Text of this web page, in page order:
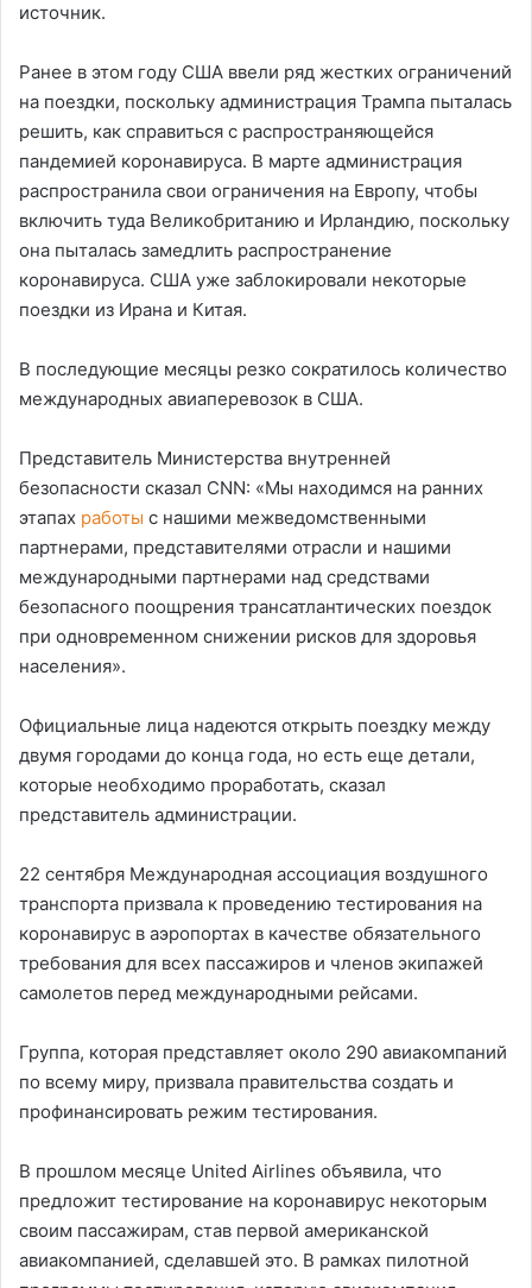
источник.
Ранее в этом году США ввели ряд жестких ограничений
на поездки, поскольку администрация Трампа пыталась
решить, как справиться с распространяющейся
пандемией коронавируса. В марте администрация
распространила свои ограничения на Европу, чтобы
включить туда Великобританию и Ирландию, поскольку
она пыталась замедлить распространение
коронавируса. США уже заблокировали некоторые
поездки из Ирана и Китая.
В последующие месяцы резко сократилось количество
международных авиаперевозок в США.
Представитель Министерства внутренней
безопасности сказал CNN: «Мы находимся на ранних
этапах работы с нашими межведомственными
партнерами, представителями отрасли и нашими
международными партнерами над средствами
безопасного поощрения трансатлантических поездок
при одновременном снижении рисков для здоровья
населения».
Официальные лица надеются открыть поездку между
двумя городами до конца года, но есть еще детали,
которые необходимо проработать, сказал
представитель администрации.
22 сентября Международная ассоциация воздушного
транспорта призвала к проведению тестирования на
коронавирус в аэропортах в качестве обязательного
требования для всех пассажиров и членов экипажей
самолетов перед международными рейсами.
Группа, которая представляет около 290 авиакомпаний
по всему миру, призвала правительства создать и
профинансировать режим тестирования.
В прошлом месяце United Airlines объявила, что
предложит тестирование на коронавирус некоторым
своим пассажирам, став первой американской
авиакомпанией, сделавшей это. В рамках пилотной